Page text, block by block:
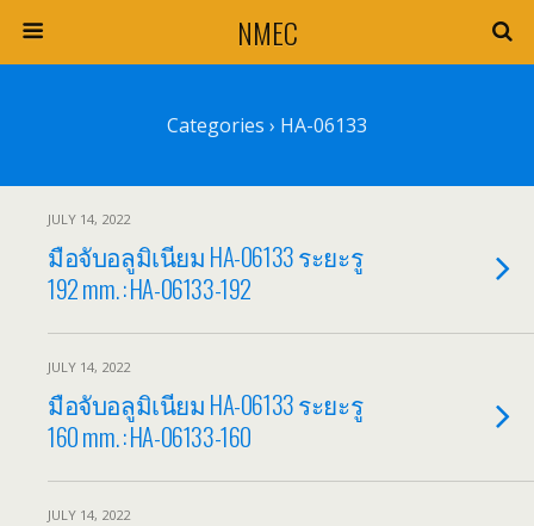
NMEC
Categories › HA-06133
JULY 14, 2022
มือจับอลูมิเนียม HA-06133 ระยะรู
192 mm. : HA-06133-192
JULY 14, 2022
มือจับอลูมิเนียม HA-06133 ระยะรู
160 mm. : HA-06133-160
JULY 14, 2022